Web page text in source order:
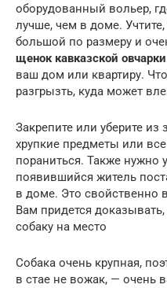
оборудованный вольер,
лучше, чем в доме.
большой по размеру и
щенок кавказской овчарки
ваш дом или квартиру.
разгрызть, куда может
Закрепите или уберите
хрупкие предметы или
пораниться. Также нужно
появившийся житель
в доме. Это свойственно
Вам придется
собаку на место
Собака очень крупная,
в стае не вожак, — очень